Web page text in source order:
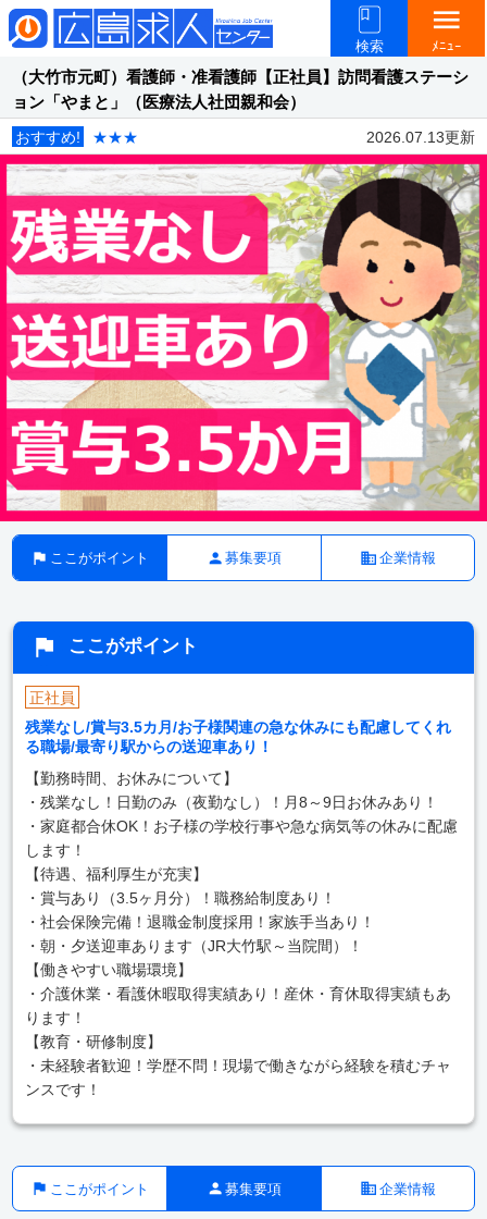
検索
menu
ﾒﾆｭｰ
（大竹市元町）看護師・准看護師【正社員】訪問看護ステーシ
ョン「やまと」（医療法人社団親和会）
おすすめ! ★★★ 2026.07.13更新
ここがポイント 募集要項 企業情報
ここがポイント
正社員
残業なし/賞与3.5カ月/お子様関連の急な休みにも配慮してくれ
る職場/最寄り駅からの送迎車あり！
【勤務時間、お休みについて】
・残業なし！日勤のみ（夜勤なし）！月8～9日お休みあり！
・家庭都合休OK！お子様の学校行事や急な病気等の休みに配慮
します！
【待遇、福利厚生が充実】
・賞与あり（3.5ヶ月分）！職務給制度あり！
・社会保険完備！退職金制度採用！家族手当あり！
・朝・夕送迎車あります（JR大竹駅～当院間）！
【働きやすい職場環境】
・介護休業・看護休暇取得実績あり！産休・育休取得実績もあ
ります！
【教育・研修制度】
・未経験者歓迎！学歴不問！現場で働きながら経験を積むチャ
ンスです！
ここがポイント 募集要項 企業情報